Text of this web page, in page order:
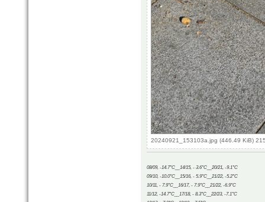
20240921_153103a.jpg (446.49 KiB)
08/09, -14.7°C__14/15, - 3.6°C__20/21, -9.1°C
09/10, -10.0°C__15/16, - 5.9°C__21/22, -5.2°C
10/11, - 7.9°C__16/17, - 7.9°C__21/22, -6.9°C
11/12, -14.7°C__17/18, - 8.3°C__22/23, -7.1°C